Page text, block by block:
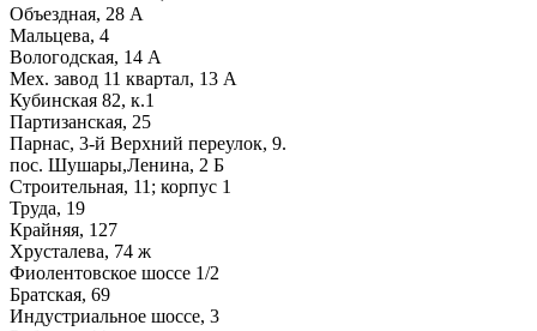
Объездная, 28 А
Мальцева, 4
Вологодская, 14 А
Мех. завод 11 квартал, 13 А
Кубинская 82, к.1
Партизанская, 25
Парнас, 3-й Верхний переулок, 9.
пос. Шушары,Ленина, 2 Б
Строительная, 11; корпус 1
Труда, 19
Крайняя, 127
Хрусталева, 74 ж
Фиолентовское шоссе 1/2
Братская, 69
Индустриальное шоссе, 3